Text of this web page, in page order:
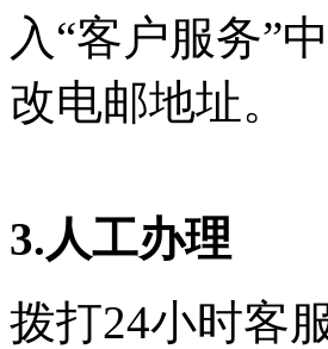
入“客户服务”
改电邮地址。
3.人工办理
拨打24小时客